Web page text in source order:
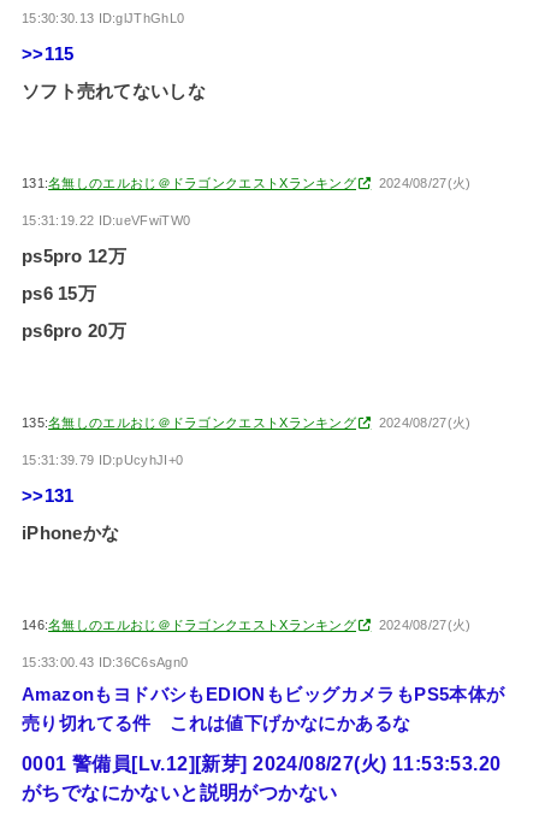
15:30:30.13 ID:glJThGhL0
>>115
ソフト売れてないしな
131:名無しのエルおじ＠ドラゴンクエストXランキング 2024/08/27(火)
15:31:19.22 ID:ueVFwiTW0
ps5pro 12万
ps6 15万
ps6pro 20万
135:名無しのエルおじ＠ドラゴンクエストXランキング 2024/08/27(火)
15:31:39.79 ID:pUcyhJI+0
>>131
iPhoneかな
146:名無しのエルおじ＠ドラゴンクエストXランキング 2024/08/27(火)
15:33:00.43 ID:36C6sAgn0
AmazonもヨドバシもEDIONもビッグカメラもPS5本体が
売り切れてる件 これは値下げかなにかあるな
0001 警備員[Lv.12][新芽] 2024/08/27(火) 11:53:53.20
がちでなにかないと説明がつかない